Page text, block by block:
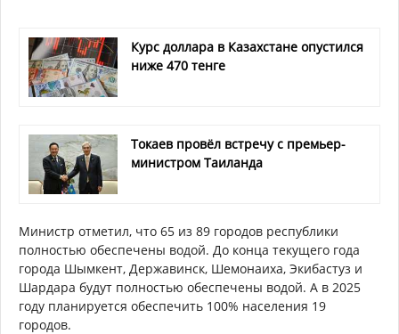
Курс доллара в Казахстане опустился
ниже 470 тенге
Токаев провёл встречу с премьер-
министром Таиланда
Министр отметил, что 65 из 89 городов республики
полностью обеспечены водой. До конца текущего года
города Шымкент, Державинск, Шемонаиха, Экибастуз и
Шардара будут полностью обеспечены водой. А в 2025
году планируется обеспечить 100% населения 19
городов.